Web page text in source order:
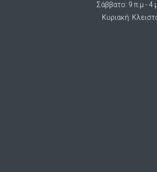
Σάββατο: 9 π.μ - 4
Κυριακή: